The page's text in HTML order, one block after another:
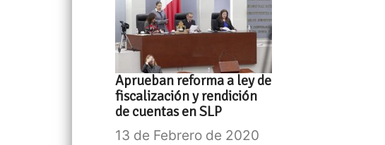
Aprueban reforma a ley de
fiscalización y rendición
de cuentas en SLP
13 de Febrero de 2020